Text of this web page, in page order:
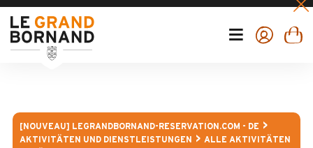
[NOUVEAU] LEGRANDBORNAND-RESERVATION.COM - DE
AKTIVITÄTEN UND DIENSTLEISTUNGEN
ALLE AKTIVITÄTEN